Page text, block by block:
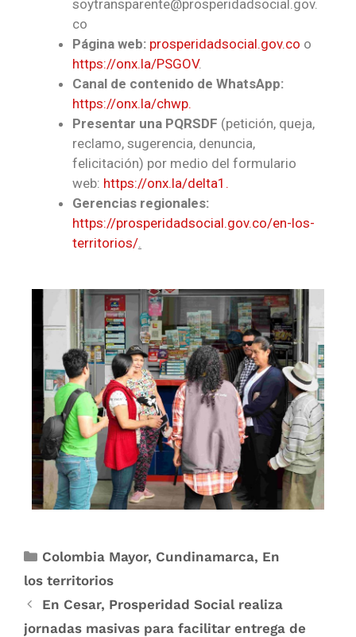
soytransparente@prosperidadsocial.gov.
co
Página web: prosperidadsocial.gov.co o
https://onx.la/PSGOV.
Canal de contenido de WhatsApp:
https://onx.la/chwp.
Presentar una PQRSDF (petición, queja,
reclamo, sugerencia, denuncia,
felicitación) por medio del formulario
web: https://onx.la/delta1.
Gerencias regionales:
https://prosperidadsocial.gov.co/en-los-
territorios/
Colombia Mayor, Cundinamarca, En
los territorios
En Cesar, Prosperidad Social realiza
jornadas masivas para facilitar entrega de